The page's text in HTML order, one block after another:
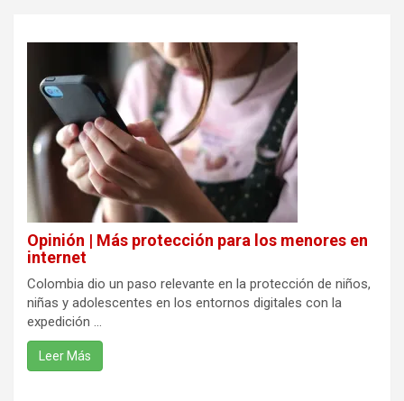
Opinión | Más protección para los menores en
internet
Colombia dio un paso relevante en la protección de niños,
niñas y adolescentes en los entornos digitales con la
expedición ...
Leer Más